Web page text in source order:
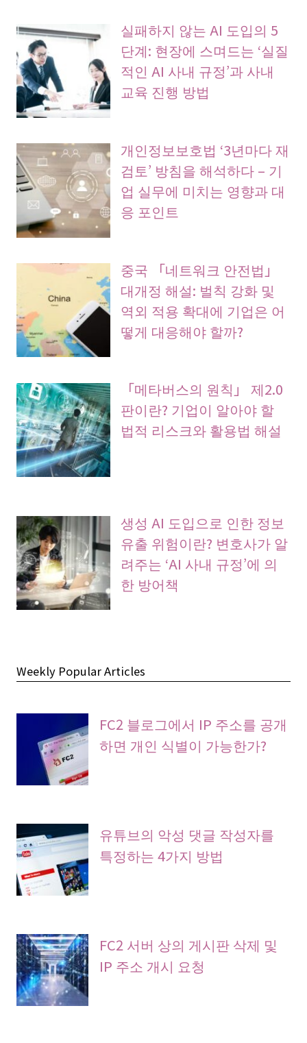
실패하지 않는 AI 도입의 5
단계: 현장에 스며드는 ‘실질
적인 AI 사내 규정’과 사내
교육 진행 방법
개인정보보호법 ‘3년마다 재
검토’ 방침을 해석하다 – 기
업 실무에 미치는 영향과 대
응 포인트
중국 「네트워크 안전법」
대개정 해설: 벌칙 강화 및
역외 적용 확대에 기업은 어
떻게 대응해야 할까?
「메타버스의 원칙」 제2.0
판이란? 기업이 알아야 할
법적 리스크와 활용법 해설
생성 AI 도입으로 인한 정보
유출 위험이란? 변호사가 알
려주는 ‘AI 사내 규정’에 의
한 방어책
Weekly Popular Articles
FC2 블로그에서 IP 주소를 공개
하면 개인 식별이 가능한가?
유튜브의 악성 댓글 작성자를
특정하는 4가지 방법
FC2 서버 상의 게시판 삭제 및
IP 주소 개시 요청